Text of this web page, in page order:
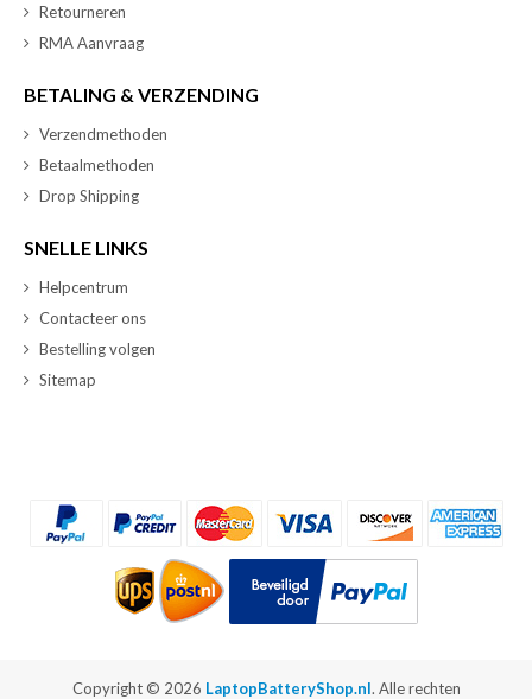
Retourneren
RMA Aanvraag
BETALING & VERZENDING
Verzendmethoden
Betaalmethoden
Drop Shipping
SNELLE LINKS
Helpcentrum
Contacteer ons
Bestelling volgen
Sitemap
Copyright © 2026 LaptopBatteryShop.nl. Alle rechten